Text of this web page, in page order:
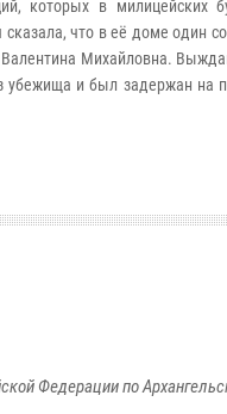
которых в милицейских
что в еë доме один
Валентина Михайловна.
и был задержан на
Федерации по